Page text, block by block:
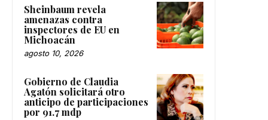
Sheinbaum revela
amenazas contra
inspectores de EU en
Michoacán
agosto 10, 2026
Gobierno de Claudia
Agatón solicitará otro
anticipo de participaciones
por 91.7 mdp